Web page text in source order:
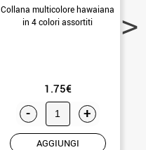
Collana multicolore hawaiana
in 4 colori assortiti
1.75€
- +
AGGIUNGI